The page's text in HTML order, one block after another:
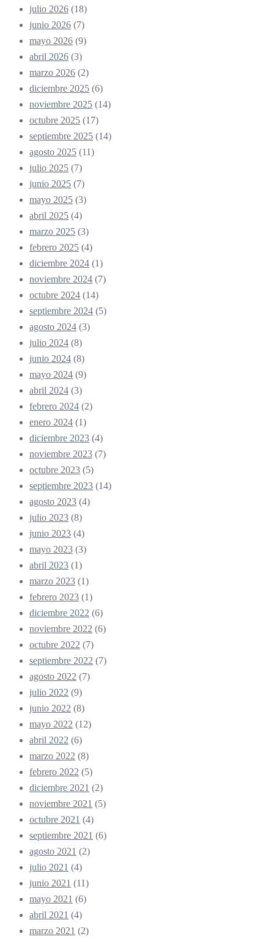
julio 2026 (18)
junio 2026 (7)
mayo 2026 (9)
abril 2026 (3)
marzo 2026 (2)
diciembre 2025 (6)
noviembre 2025 (14)
octubre 2025 (17)
septiembre 2025 (14)
agosto 2025 (11)
julio 2025 (7)
junio 2025 (7)
mayo 2025 (3)
abril 2025 (4)
marzo 2025 (3)
febrero 2025 (4)
diciembre 2024 (1)
noviembre 2024 (7)
octubre 2024 (14)
septiembre 2024 (5)
agosto 2024 (3)
julio 2024 (8)
junio 2024 (8)
mayo 2024 (9)
abril 2024 (3)
febrero 2024 (2)
enero 2024 (1)
diciembre 2023 (4)
noviembre 2023 (7)
octubre 2023 (5)
septiembre 2023 (14)
agosto 2023 (4)
julio 2023 (8)
junio 2023 (4)
mayo 2023 (3)
abril 2023 (1)
marzo 2023 (1)
febrero 2023 (1)
diciembre 2022 (6)
noviembre 2022 (6)
octubre 2022 (7)
septiembre 2022 (7)
agosto 2022 (7)
julio 2022 (9)
junio 2022 (8)
mayo 2022 (12)
abril 2022 (6)
marzo 2022 (8)
febrero 2022 (5)
diciembre 2021 (2)
noviembre 2021 (5)
octubre 2021 (4)
septiembre 2021 (6)
agosto 2021 (2)
julio 2021 (4)
junio 2021 (11)
mayo 2021 (6)
abril 2021 (4)
marzo 2021 (2)